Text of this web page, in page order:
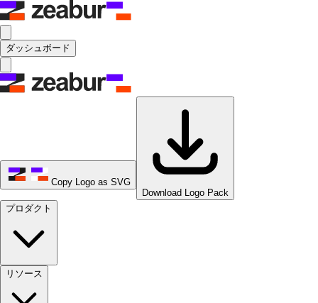
ダッシュボード
Copy Logo as SVG
Download Logo Pack
プロダクト
リソース